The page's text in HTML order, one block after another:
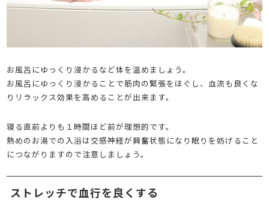
お風呂にゆっくり浸かるなど体を温めましょう。
お風呂にゆっくり浸かることで筋肉の緊張をほぐし、血流も良くな
りリラックス効果を高めることが出来ます。
寝る直前よりも１時間ほど前が理想的です。
熱めのお湯での入浴は交感神経が興奮状態になり眠りを妨げること
につながりますので注意しましょう。
ストレッチで血行を良くする